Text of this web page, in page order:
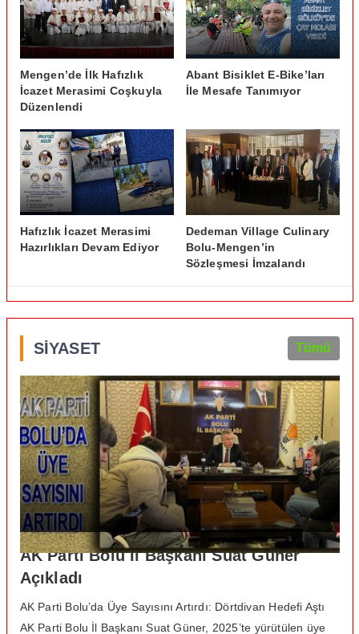
Mengen’de İlk Hafızlık
İcazet Merasimi Coşkuyla
Düzenlendi
Abant Bisiklet E-Bike’ları
İle Mesafe Tanımıyor
Hafızlık İcazet Merasimi
Hazırlıkları Devam Ediyor
Dedeman Village Culinary
Bolu-Mengen’in
Sözleşmesi İmzalandı
SİYASET Tümü
AK Parti Bolu İl Başkanı Suat Güner
Açıkladı
AK Parti Bolu’da Üye Sayısını Artırdı: Dörtdivan Hedefi Aştı
AK Parti Bolu İl Başkanı Suat Güner, 2025’te yürütülen üye